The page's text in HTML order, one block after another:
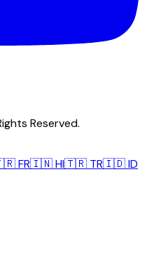
Reserved.
FR🇮🇳HI🇹🇷 TR🇮🇩ID